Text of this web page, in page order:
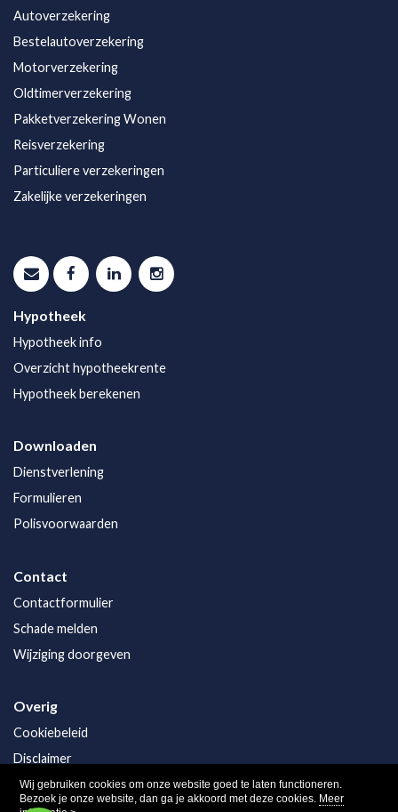
Wij gebruiken cookies om onze website goed te laten functioneren.
Bezoek je onze website, dan ga je akkoord met deze cookies. Meer
Autoverzekering
Bestelautoverzekering
Motorverzekering
Oldtimerverzekering
Pakketverzekering Wonen
Reisverzekering
Particuliere verzekeringen
Zakelijke verzekeringen
Hypotheek
Hypotheek info
Overzicht hypotheekrente
Hypotheek berekenen
Downloaden
Dienstverlening
Formulieren
Polisvoorwaarden
Contact
Contactformulier
Schade melden
Wijziging doorgeven
Overig
Cookiebeleid
Disclaimer
Privacy